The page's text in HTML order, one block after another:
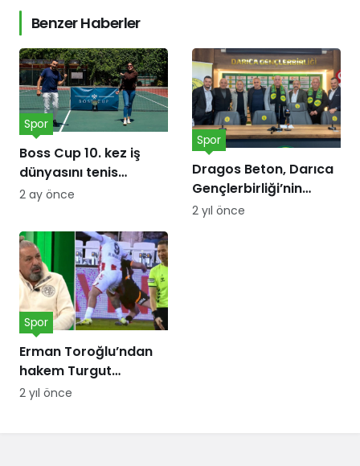
Benzer Haberler
Boss Cup 10. kez iş
dünyasını tenis
kortunda
Spor
2 ay önce
Dragos Beton, Darıca
Gençlerbirliği’nin
forma göğüs
Spor
2 yıl önce
Erman Toroğlu’ndan
hakem Turgut
Doman’a ‘Barış Alper
Spor
2 yıl önce